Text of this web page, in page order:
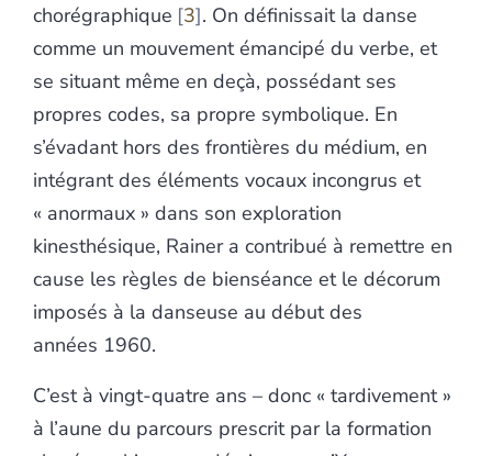
chorégraphique 3 . On définissait la danse
comme un mouvement émancipé du verbe, et
se situant même en deçà, possédant ses
propres codes, sa propre symbolique. En
s’évadant hors des frontières du médium, en
intégrant des éléments vocaux incongrus et
« anormaux » dans son exploration
kinesthésique, Rainer a contribué à remettre en
cause les règles de bienséance et le décorum
imposés à la danseuse au début des
années 1960.
C’est à vingt-quatre ans – donc « tardivement »
à l’aune du parcours prescrit par la formation